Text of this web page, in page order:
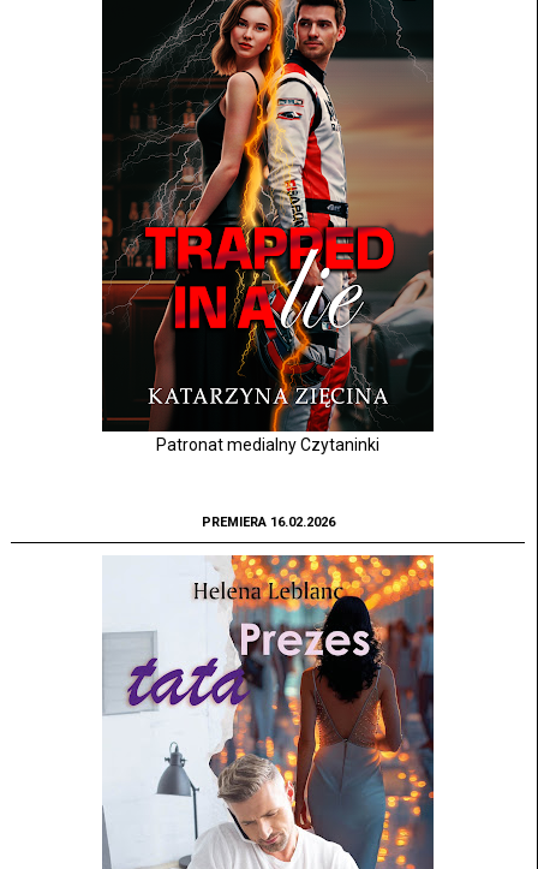
Patronat medialny Czytaninki
PREMIERA 16.02.2026